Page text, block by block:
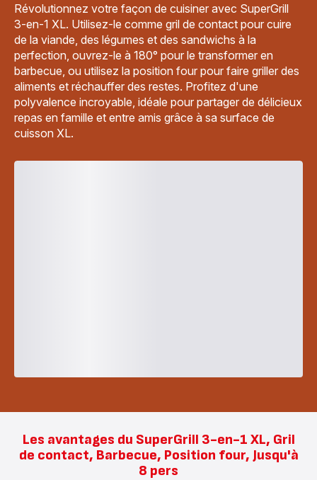
Révolutionnez votre façon de cuisiner avec SuperGrill
3-en-1 XL. Utilisez-le comme gril de contact pour cuire
de la viande, des légumes et des sandwichs à la
perfection, ouvrez-le à 180° pour le transformer en
barbecue, ou utilisez la position four pour faire griller des
aliments et réchauffer des restes. Profitez d'une
polyvalence incroyable, idéale pour partager de délicieux
repas en famille et entre amis grâce à sa surface de
cuisson XL.
Les avantages du SuperGrill 3-en-1 XL, Gril
de contact, Barbecue, Position four, Jusqu'à
8 pers